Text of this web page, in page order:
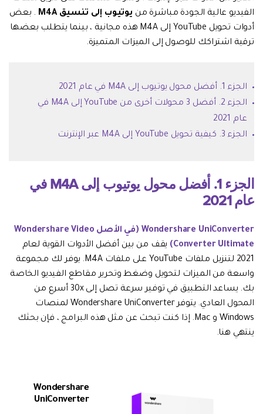
تحديث iOS
تعقب الموقع
الفيديو عالية الجودة مباشرة من يوتيوب إلى تنسيق M4A
. بعض
أدوات تحويل YouTube إلى M4A هذه مجانية ، بينما يتطلب بعضها
ترقية اشتراكك للوصول إلى الميزات المتميزة.
الجزء 1. أفضل محول يوتيوب إلى M4A في عام 2021
الجزء 2. أفضل 3 محولات أخرى من YouTube إلى M4A في
عام 2021
الجزء 3. كيفية تحويل YouTube إلى M4A عبر الإنترنت
الجزء 1. أفضل محول يوتيوب إلى M4A في
عام 2021
Wondershare UniConverter (في الأصل Wondershare Video
Converter Ultimate)
يقف من بين أفضل الأدوات القوية لعام
2021 لتنزيل ملفات YouTube على ملفات M4A. يوفر لك مجموعة
واسعة من الميزات لتحويل وضغط وتحرير مقاطع الفيديو الخاصة
بك. يساعد التطبيق في توفير سرعة تصل إلى 30x أسرع من
المحول العادي. يتوفر Wondershare UniConverter لمنصات
Windows و Mac. إذا كنت تبحث عن مثل هذه البرامج ، فإن بحثك
ينتهي هنا.
Wondershare
UniConverter